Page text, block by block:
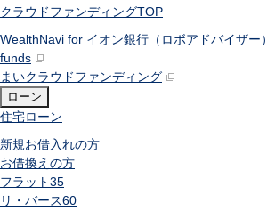
クラウドファンディングTOP
WealthNavi for イオン銀行（ロボアドバイザー）
funds
まいクラウドファンディング
ローン
住宅ローン
新規お借入れの方
お借換えの方
フラット35
リ・バース60